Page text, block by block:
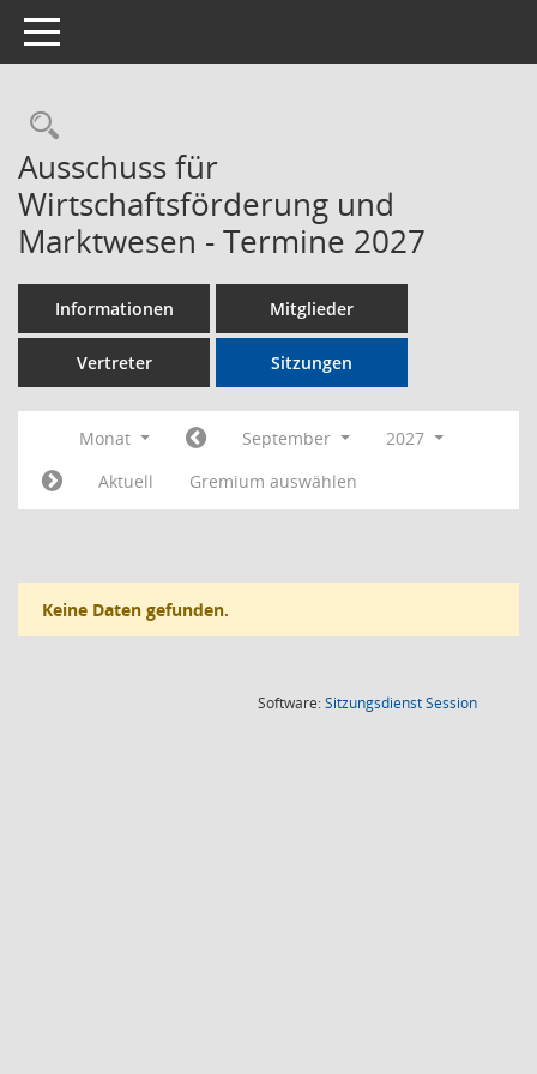
Toggle navigation
Rechercheauswahl
Ausschuss für
Wirtschaftsförderung und
Marktwesen - Termine 2027
Informationen Mitglieder
Vertreter Sitzungen
Monat September
2027
Aktuell
Gremium auswählen
Keine Daten gefunden.
Software:SitzungsdienstSession(Wird in